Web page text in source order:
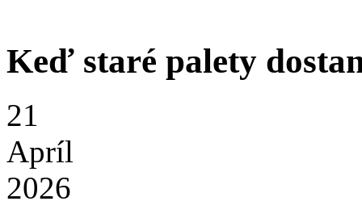
Keď staré palety
21
Apríl
2026